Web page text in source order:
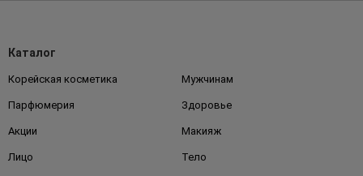
Каталог
Корейская косметика Мужчинам
Парфюмерия Здоровье
Акции Макияж
Лицо Тело